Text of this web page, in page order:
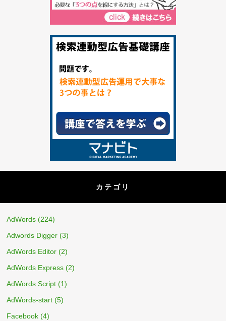
カテゴリ
AdWords (224)
Adwords Digger (3)
AdWords Editor (2)
AdWords Express (2)
AdWords Script (1)
AdWords-start (5)
Facebook (4)